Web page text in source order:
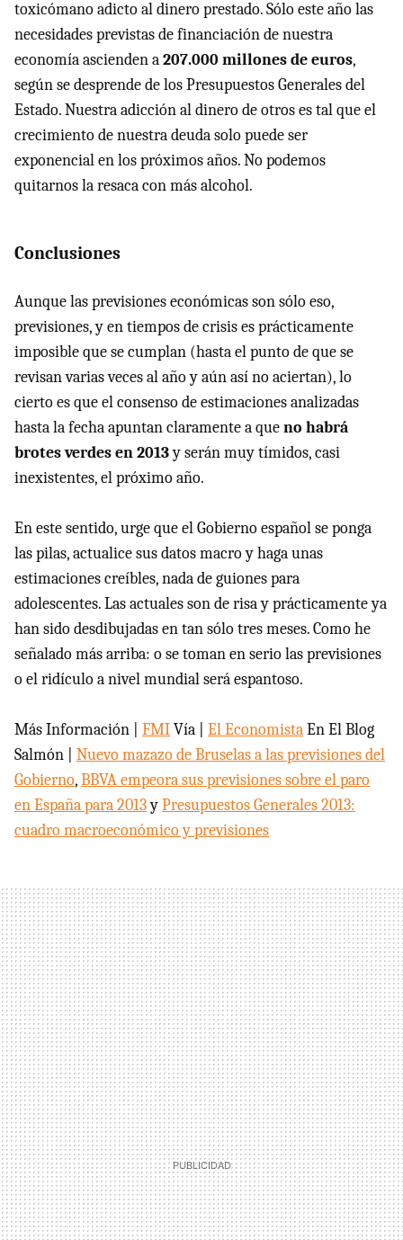
toxicómano adicto al dinero prestado. Sólo este año las
necesidades previstas de financiación de nuestra
economía ascienden a207.000 millones de euros,
según se desprende de los Presupuestos Generales del
Estado. Nuestra adicción al dinero de otros es tal que el
crecimiento de nuestra deuda solo puede ser
exponencial en los próximos años. No podemos
quitarnos la resaca con más alcohol.
Conclusiones
Aunque las previsiones económicas son sólo eso,
previsiones, y en tiempos de crisis es prácticamente
imposible que se cumplan (hasta el punto de que se
revisan varias veces al año y aún así no aciertan), lo
cierto es que el consenso de estimaciones analizadas
hasta la fecha apuntan claramente a queno habrá
brotes verdes en 2013y serán muy tímidos, casi
inexistentes, el próximo año.
En este sentido, urge que el Gobierno español se ponga
las pilas, actualice sus datos macro y haga unas
estimaciones creíbles, nada de guiones para
adolescentes. Las actuales son de risa y prácticamente ya
han sido desdibujadas en tan sólo tres meses. Como he
señalado más arriba: o se toman en serio las previsiones
o el ridículo a nivel mundial será espantoso.
Más Información | FMIVía | El EconomistaEn El Blog
Salmón | Nuevo mazazo de Bruselas a las previsiones del
Gobierno,BBVA empeora sus previsiones sobre el paro
en España para 2013yPresupuestos Generales 2013:
cuadro macroeconómico y previsiones